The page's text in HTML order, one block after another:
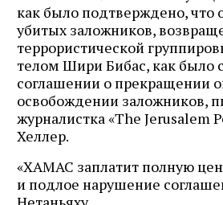
как было подтверждено, что
убитых заложников,
террористической
телом Шири Бибас, как было
соглашении о прекращении
освобождении заложников,
журналистка «The Jerusalem
Хеллер.
«ХАМАС заплатит полную
и подлое нарушение